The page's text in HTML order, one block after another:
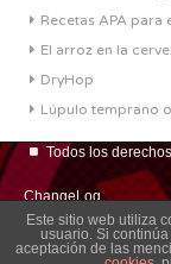
Recetas APA
El arroz en la
DryHop
Lúpulo temprano
Todos los
ChangeLog
Este sitio web utiliza
usuario. Si
aceptación de las